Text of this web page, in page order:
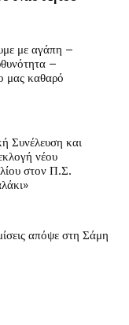
με αγάπη –
–
μας καθαρό
Συνέλευση και
νέου
στον Π.Σ.
απόψε στη Σάμη